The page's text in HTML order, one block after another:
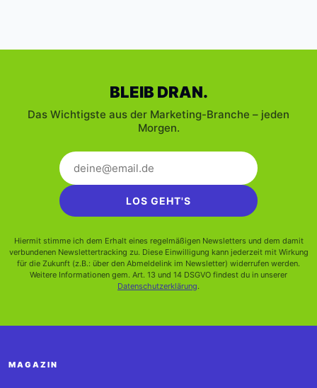
BLEIB DRAN.
Das Wichtigste aus der Marketing-Branche – jeden
Morgen.
LOS GEHT'S
Hiermit stimme ich dem Erhalt eines regelmäßigen Newsletters und dem damit
verbundenen Newslettertracking zu. Diese Einwilligung kann jederzeit mit Wirkung
für die Zukunft (z.B.: über den Abmeldelink im Newsletter) widerrufen werden.
Weitere Informationen gem. Art. 13 und 14 DSGVO findest du in unserer
Datenschutzerklärung.
MAGAZIN